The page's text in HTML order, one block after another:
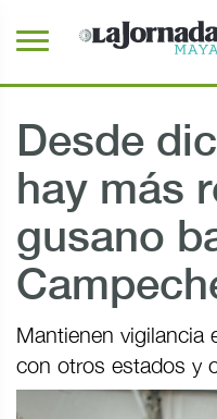
Desde
hay más
gusano
Mantienen vigilancia
con otros estados y